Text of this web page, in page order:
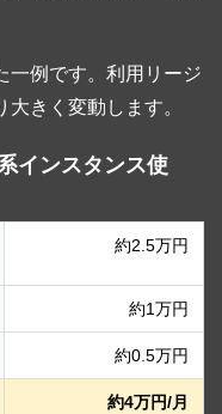
例です。利用リージ
きく変動します。
インスタンス使
約2.5万円
約1万円
約0.5万円
約4万円/月